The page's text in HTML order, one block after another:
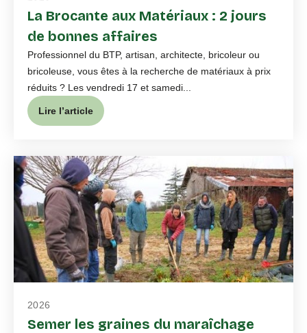
La Brocante aux Matériaux : 2 jours
de bonnes affaires
Professionnel du BTP, artisan, architecte, bricoleur ou
bricoleuse, vous êtes à la recherche de matériaux à prix
réduits ? Les vendredi 17 et samedi...
Lire l’article
2026
Semer les graines du maraîchage